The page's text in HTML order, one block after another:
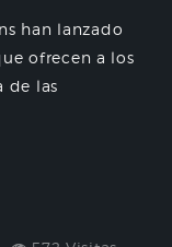
han lanzado
ofrecen a los
de las